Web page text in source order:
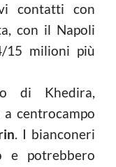
contatti con
con il Napoli
15 milioni più
di Khedira,
centrocampo
. I bianconeri
e potrebbero